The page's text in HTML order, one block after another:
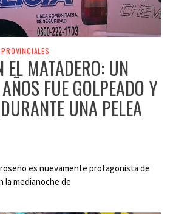
PROVINCIALES
EL MATADERO: UN
FUE GOLPEADO Y
UNA PELEA
es nuevamente protagonista de
la medianoche de